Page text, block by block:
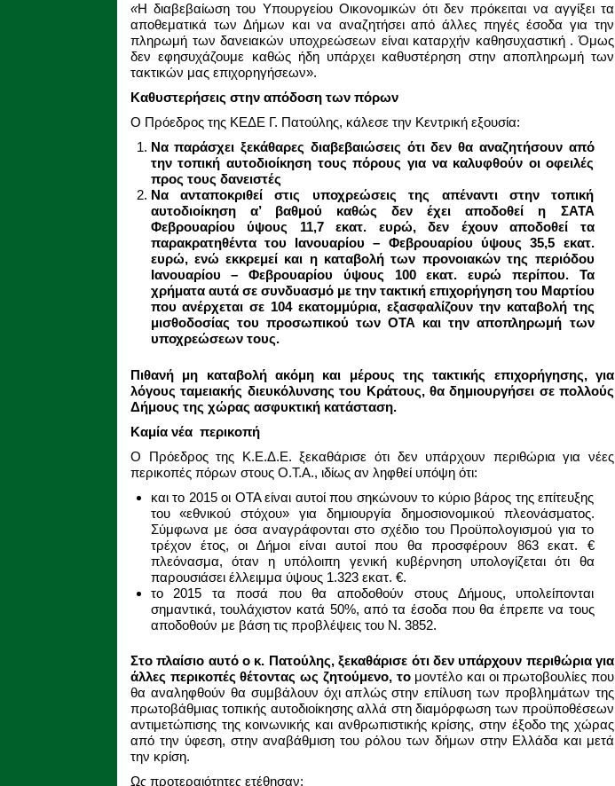
«Η διαβεβαίωση του Υπουργείου Οικονομικών ότι δεν πρόκειται να αγγίξει τα
αποθεματικά των Δήμων και να αναζητήσει από άλλες πηγές έσοδα για την
πληρωμή των δανειακών υποχρεώσεων είναι καταρχήν καθησυχαστική . Όμως
δεν εφησυχάζουμε καθώς ήδη υπάρχει καθυστέρηση στην αποπληρωμή των
τακτικών μας επιχορηγήσεων».
Καθυστερήσεις στην απόδοση των πόρων
Ο Πρόεδρος της ΚΕΔΕ Γ. Πατούλης, κάλεσε την Κεντρική εξουσία:
Να παράσχει ξεκάθαρες διαβεβαιώσεις ότι δεν θα αναζητήσουν από
την τοπική αυτοδιοίκηση τους πόρους για να καλυφθούν οι οφειλές
προς τους δανειστές
Να ανταποκριθεί στις υποχρεώσεις της απέναντι στην τοπική
αυτοδιοίκηση α’ βαθμού καθώς δεν έχει αποδοθεί η ΣΑΤΑ
Φεβρουαρίου ύψους 11,7 εκατ. ευρώ, δεν έχουν αποδοθεί τα
παρακρατηθέντα του Ιανουαρίου – Φεβρουαρίου ύψους 35,5 εκατ.
ευρώ, ενώ εκκρεμεί και η καταβολή των προνοιακών της περιόδου
Ιανουαρίου – Φεβρουαρίου ύψους 100 εκατ. ευρώ περίπου. Τα
χρήματα αυτά σε συνδυασμό με την τακτική επιχορήγηση του Μαρτίου
που ανέρχεται σε 104 εκατομμύρια, εξασφαλίζουν την καταβολή της
μισθοδοσίας του προσωπικού των ΟΤΑ και την αποπληρωμή των
υποχρεώσεων τους.
Πιθανή μη καταβολή ακόμη και μέρους της τακτικής επιχορήγησης, για
λόγους ταμειακής διευκόλυνσης του Κράτους, θα δημιουργήσει σε πολλούς
Δήμους της χώρας ασφυκτική κατάσταση.
Καμία νέα περικοπή
Ο Πρόεδρος της Κ.Ε.Δ.Ε. ξεκαθάρισε ότι δεν υπάρχουν περιθώρια για νέες
περικοπές πόρων στους Ο.Τ.Α., ιδίως αν ληφθεί υπόψη ότι:
και το 2015 οι ΟΤΑ είναι αυτοί που σηκώνουν το κύριο βάρος της επίτευξης
του «εθνικού στόχου» για δημιουργία δημοσιονομικού πλεονάσματος.
Σύμφωνα με όσα αναγράφονται στο σχέδιο του Προϋπολογισμού για το
τρέχον έτος, οι Δήμοι είναι αυτοί που θα προσφέρουν 863 εκατ. €
πλεόνασμα, όταν η υπόλοιπη γενική κυβέρνηση υπολογίζεται ότι θα
παρουσιάσει έλλειμμα ύψους 1.323 εκατ. €.
το 2015 τα ποσά που θα αποδοθούν στους Δήμους, υπολείπονται
σημαντικά, τουλάχιστον κατά 50%, από τα έσοδα που θα έπρεπε να τους
αποδοθούν με βάση τις προβλέψεις του Ν. 3852.
Στο πλαίσιο αυτό ο κ. Πατούλης, ξεκαθάρισε ότι δεν υπάρχουν περιθώρια για
άλλες περικοπές θέτοντας ως ζητούμενο, τομοντέλο και οι πρωτοβουλίες που
θα αναληφθούν θα συμβάλουν όχι απλώς στην επίλυση των προβλημάτων της
πρωτοβάθμιας τοπικής αυτοδιοίκησης αλλά στη διαμόρφωση των προϋποθέσεων
αντιμετώπισης της κοινωνικής και ανθρωπιστικής κρίσης, στην έξοδο της χώρας
από την ύφεση, στην αναβάθμιση του ρόλου των δήμων στην Ελλάδα και μετά
την κρίση.
Ως προτεραιότητες ετέθησαν: